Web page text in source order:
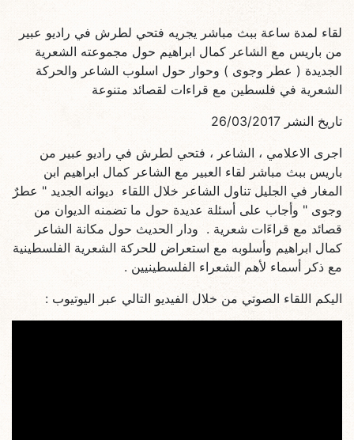
لقاء لمدة ساعة ببث مباشر يجريه فتحي لطرش في راديو عبير
من باريس مع الشاعر كمال ابراهيم حول مجموعته الشعرية
الجديدة ( عطر وجوى ) وحوار حول اسلوب الشاعر والحركة
الشعرية في فلسطين مع قراءات لقصائد متنوعة
تاريخ النشر 26/03/2017
اجرى الاعلامي ، الشاعر ، فتحي لطرش في راديو عبير من
باريس ببث مباشر لقاء العبير مع الشاعر كمال ابراهيم ابن
المغار في الجليل تناول الشاعر خلال اللقاء ديوانه الجديد " عطرٌ
وجوى " وأجاب على أسئلة عديدة حول ما تضمنه الديوان من
قصائد مع قراءَات شعرية . ودار الحديث حول مكانة الشاعر
كمال ابراهيم وأسلوبه مع استعراض للحركة الشعرية الفلسطينية
مع ذكر أسماء لأهم الشعراء الفلسطينيين .
اليكم اللقاء الصوتي من خلال الفيديو التالي عبر اليوتيوب :